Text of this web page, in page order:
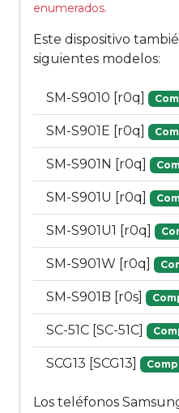
enumerados.
Este dispositivo
siguientes modelos:
SM-S9010 [r0q]
SM-S901E [r0q]
SM-S901N [r0q]
SM-S901U [r0q]
SM-S901U1 [r0q]
SM-S901W [r0q]
SM-S901B [r0s]
SC-51C [SC-51C]
SCG13 [SCG13]
Los teléfonos